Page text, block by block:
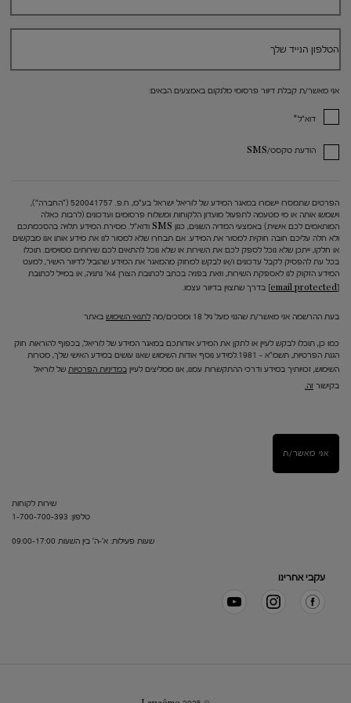
הטלפון הנייד שלך
אני מאשר/ת קבלת דיוור פרסומי מלנקום באמצעים הבאים:
דוא"ל*
הודעת טקסט/SMS
הפרטים שתמסרו יישמרו במאגר המידע של לוריאל ישראל בע"מ, ח.פ. 520041757 ("החברה"),
וישמשו אותה או מי מטעמה לתפעול מועדון הלקוחות ומשלוח פרסומים ועדכונים (לרבות כאלה
המותאמים לכם אישית) באמצעי המדיה השונים, כגון SMS ודוא"ל. מסירת המידע תלויה בהסכמתכם
ולא חלה עליכם חובה חוקית למסור את המידע. אם תבחרו שלא למסור לנו את מידע אותו אנו מבקשים
או חלקו, ייתכן שלא נוכל לספק לכם את השירות או שלא נוכל להתאים לכם שירותים מסוימים. תוכלו
בכל עת להפסיק לקבל עדכונים ו/או לבקש למחוק מהמאגר את המידע שהוביל לדיוור הישיר, למעט
המידע הזקוק לנו לאספקת השירות, וזאת בפניה בכתב לכתובת הצורן 4א' נתניה, או במייל לכתובת
[email protected]
בדרך שתצוין בדיוור עצמו.
בעת ההרשמה אני מאשר/ת שהנני מעל גיל 18 ומסכים/מה לתנאי השימוש באתר
כמו כן, תוכלו לבקש לעיין או לתקן את המידע אודותכם במאגר המידע של לוריאל, בכפוף להוראות חוק
הגנת הפרטיות, תשמ"א – 1981.למידע נוסף אודות השימוש שאנו עושים במידע האישי שלך, מטרות
השימוש, זכויותיך במידע ודרכי ההתקשרות עמנו, אנו ממליצים לעיין במדיניות הפרטיות של לוריאל
בקישור זה.
אני מאשר/ת
שירות לקוחות
טלפון: 1-700-700-393
שעות פעילות: א'-ה' בין השעות 09:00-17:00
עקבי אחרינו